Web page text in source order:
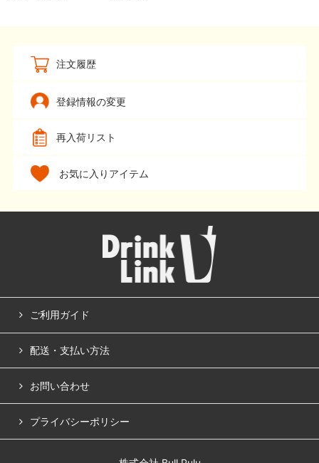
注文履歴
登録情報の変更
再入荷リスト
お気に入りアイテム
ご利用ガイド
配送・支払い方法
お問い合わせ
プライバシーポリシー